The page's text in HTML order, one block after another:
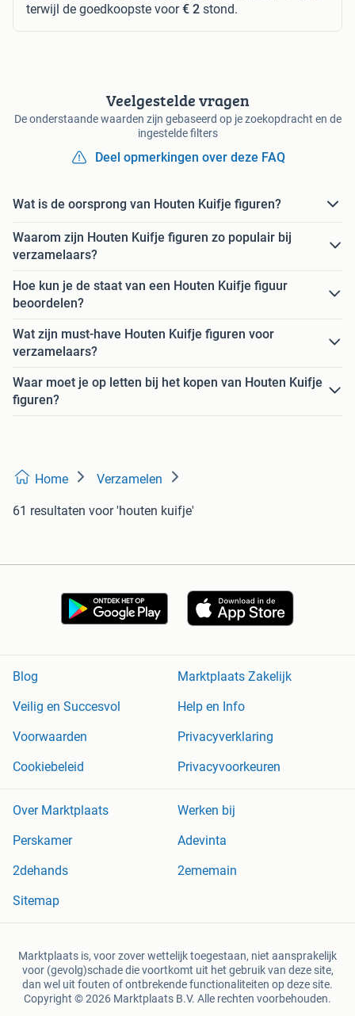
terwijl de goedkoopste voor€ 2 stond.
Veelgestelde vragen
De onderstaande waarden zijn gebaseerd op je zoekopdracht en de
ingestelde filters
Deel opmerkingen over deze FAQ
Wat is de oorsprong van Houten Kuifje figuren?
Waarom zijn Houten Kuifje figuren zo populair bij
verzamelaars?
Hoe kun je de staat van een Houten Kuifje figuur
beoordelen?
Wat zijn must-have Houten Kuifje figuren voor
verzamelaars?
Waar moet je op letten bij het kopen van Houten Kuifje
figuren?
Home Verzamelen
61 resultaten voor 'houten kuifje'
Blog
Marktplaats Zakelijk
Veilig en Succesvol
Help en Info
Voorwaarden
Privacyverklaring
Cookiebeleid
Privacyvoorkeuren
Over Marktplaats
Werken bij
Perskamer
Adevinta
2dehands
2ememain
Sitemap
Marktplaats is, voor zover wettelijk toegestaan, niet aansprakelijk
voor (gevolg)schade die voortkomt uit het gebruik van deze site,
dan wel uit fouten of ontbrekende functionaliteiten op deze site.
Copyright © 2026 Marktplaats B.V. Alle rechten voorbehouden.